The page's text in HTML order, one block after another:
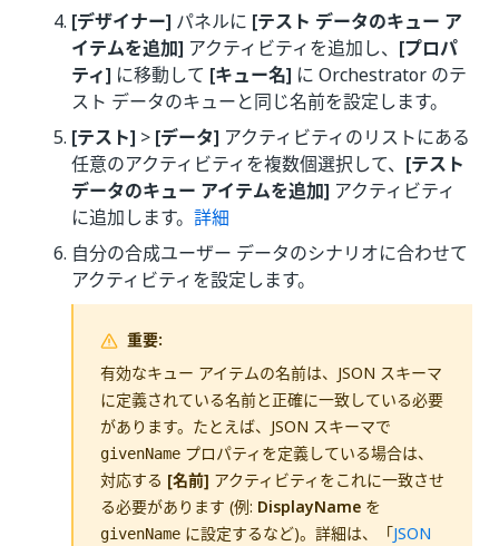
[デザイナー] パネルに [テスト データのキュー ア
イテムを追加] アクティビティを追加し、 [プロパ
ティ] に移動して [キュー名] に Orchestrator のテ
スト データのキューと同じ名前を設定します。
[テスト] > [データ] アクティビティのリストにある
任意のアクティビティを複数個選択して、 [テスト
データのキュー アイテムを追加] アクティビティ
に追加します。 詳細
自分の合成ユーザー データのシナリオに合わせて
アクティビティを設定します。
重要:
有効なキュー アイテムの名前は、JSON スキーマ
に定義されている名前と正確に一致している必要
があります。たとえば、JSON スキーマで
givenName プロパティを定義している場合は、
対応する [名前] アクティビティをこれに一致させ
る必要があります (例: DisplayName を
givenName に設定するなど)。詳細は、「JSON